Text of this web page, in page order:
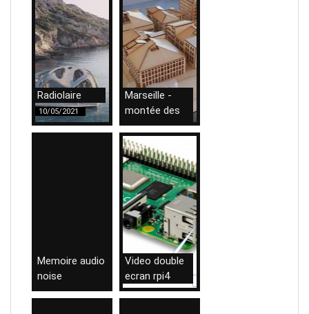
Radiolaire
10/05/2021
Marseille -
montée des
eaux
09/04/2021
Memoire audio
noise
29/01/2021
Video double
ecran rpi4
21/01/2021